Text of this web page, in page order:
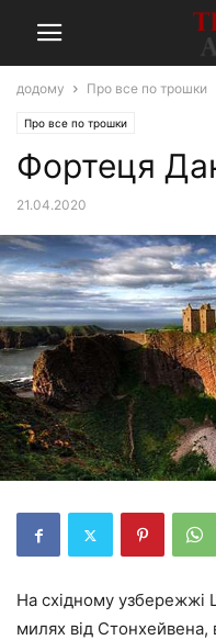
додому Про все по трошки
Про все по трошки
Фортеця
21.04.2020
На східному узбережжі
милях від